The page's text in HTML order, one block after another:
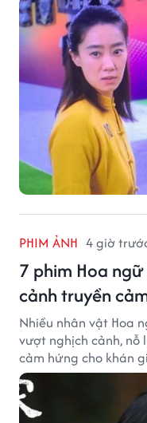
PHIM ẢNH 4 giờ
7 phim Hoa
cảnh truyền
Nhiều nhân vật Hoa
vượt nghịch cảnh, nỗ
cảm hứng cho khán